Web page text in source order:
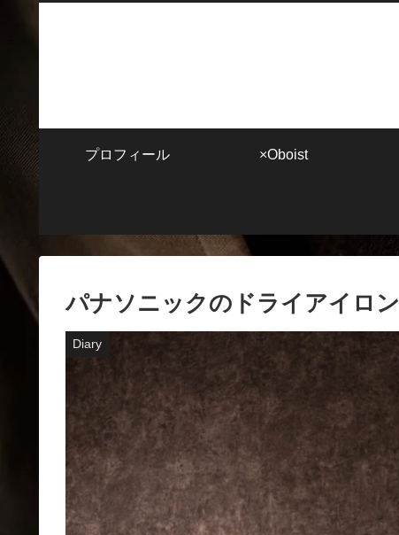
プロフィール ×Oboist
パナソニックのドライアイロン
Diary